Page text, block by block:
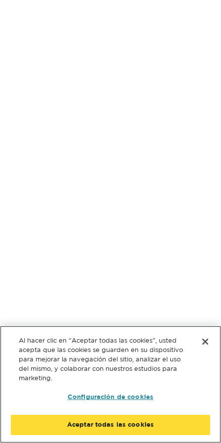
Al hacer clic en “Aceptar todas las cookies”, usted
acepta que las cookies se guarden en su dispositivo
para mejorar la navegación del sitio, analizar el uso
del mismo, y colaborar con nuestros estudios para
marketing.
Configuración de cookies
Aceptar todas las cookies